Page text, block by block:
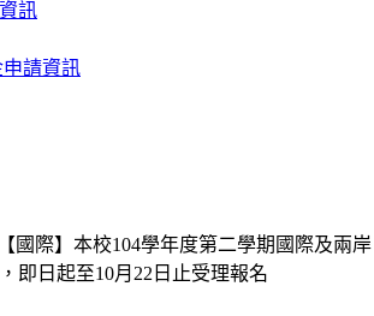
訊
請資訊
國際】本校104學年度第二學期國際及兩岸
即日起至10月22日止受理報名